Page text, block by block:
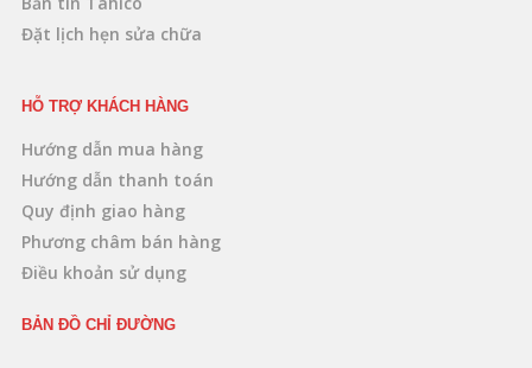
Đặt lịch hẹn sửa chữa
HỖ TRỢ KHÁCH HÀNG
Hướng dẫn mua hàng
Hướng dẫn thanh toán
Quy định giao hàng
Phương châm bán hàng
Điều khoản sử dụng
BẢN ĐỒ CHỈ ĐƯỜNG